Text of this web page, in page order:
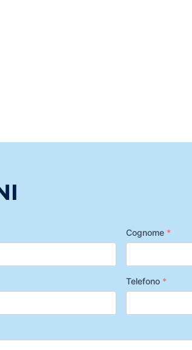
Cognome *
Telefono *